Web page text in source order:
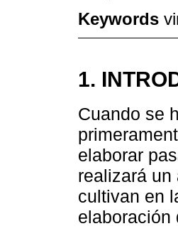
Keywords
1.
Cuando se
elaborar
realizará
cultivan en
elaboración